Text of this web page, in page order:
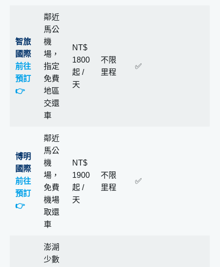
智旅
國際
前往
預訂
👉
鄰近
馬公
機
場，
指定
免費
地區
交還
車
NT$
1800
起 /
天
不限
里程
✅
博明
國際
前往
預訂
👉
鄰近
馬公
機
場，
免費
機場
取還
車
NT$
1900
起 /
天
不限
里程
✅
澎湖
少數